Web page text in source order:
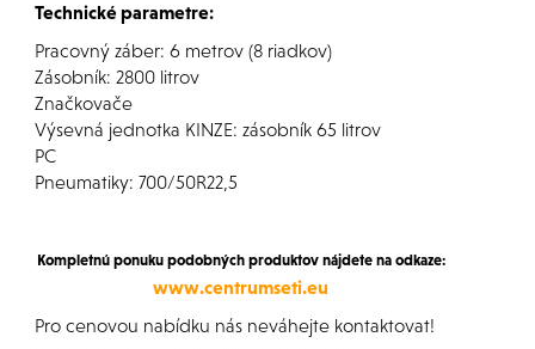
Technické parametre:
Pracovný záber: 6 metrov (8 riadkov)
Zásobník: 2800 litrov
Značkovače
Výsevná jednotka KINZE: zásobník 65 litrov
PC
Pneumatiky: 700/50R22,5
Kompletnú ponuku podobných produktov nájdete na odkaze:
www.centrumseti.eu
Pro cenovou nabídku nás neváhejte kontaktovat!